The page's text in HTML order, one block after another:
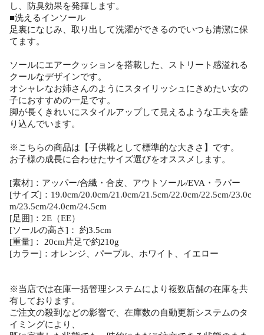
し、防臭効果を発揮します。
■洗えるインソール
足裏になじみ、取り出して洗濯ができるのでいつも清潔に保
てます。
ソールにエアークッションを搭載した、ストリート感溢れる
クールなデザインです。
オシャレなお姉さんのようにスタイリッシュにきめたい女の
子におすすめの一足です。
脚が長くきれいにスタイルアップして見えるような工夫を盛
り込んでいます。
※こちらの商品は【子供靴として標準的な大きさ】です。
お子様の成長に合わせたサイズ選びをオススメします。
[素材]：アッパー/合繊・合皮、アウトソール/EVA・ラバー
[サイズ]：19.0cm/20.0cm/21.0cm/21.5cm/22.0cm/22.5cm/23.0c
m/23.5cm/24.0cm/24.5cm
[足囲]：2E（EE）
[ソールの高さ]： 約3.5cm
[重量]： 20cm片足で約210g
[カラー]：オレンジ、パープル、ホワイト、イエロー
※当店では在庫一括管理システムにより複数店舗の在庫を共
有しております。
ご注文の殺到などの影響で、在庫数の自動更新システムのタ
イミングにより、